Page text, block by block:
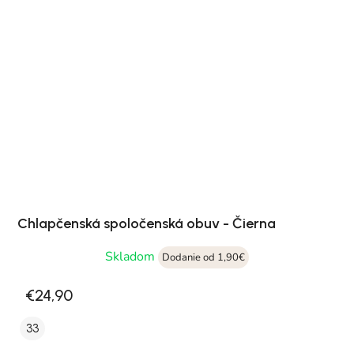
Chlapčenská spoločenská obuv - Čierna
Skladom
Dodanie od 1,90€
€24,90
33